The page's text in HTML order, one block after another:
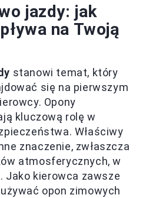
jazdy: jak
na Twoją
stanowi temat, który
się na pierwszym
Opony
kluczową rolę w
Właściwy
znaczenie, zwłaszcza
atmosferycznych, w
Jako kierowca zawsze
opon zimowych